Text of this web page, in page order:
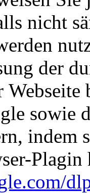
nicht
der
sowie
indem